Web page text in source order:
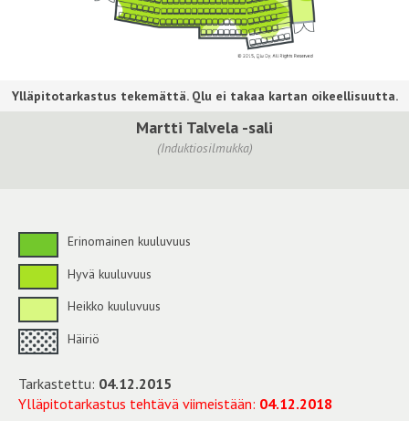
Martti Talvela -sali
(Induktiosilmukka)
Erinomainen kuuluvuus
Hyvä kuuluvuus
Heikko kuuluvuus
Häiriö
Tarkastettu: 04.12.2015
Ylläpitotarkastus tehtävä viimeistään: 04.12.2018